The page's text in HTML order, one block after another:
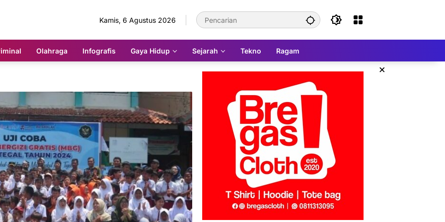
Kamis, 6 Agustus 2026
Olahraga Infografis Gaya Hidup Sejarah Tekno Ragam
×